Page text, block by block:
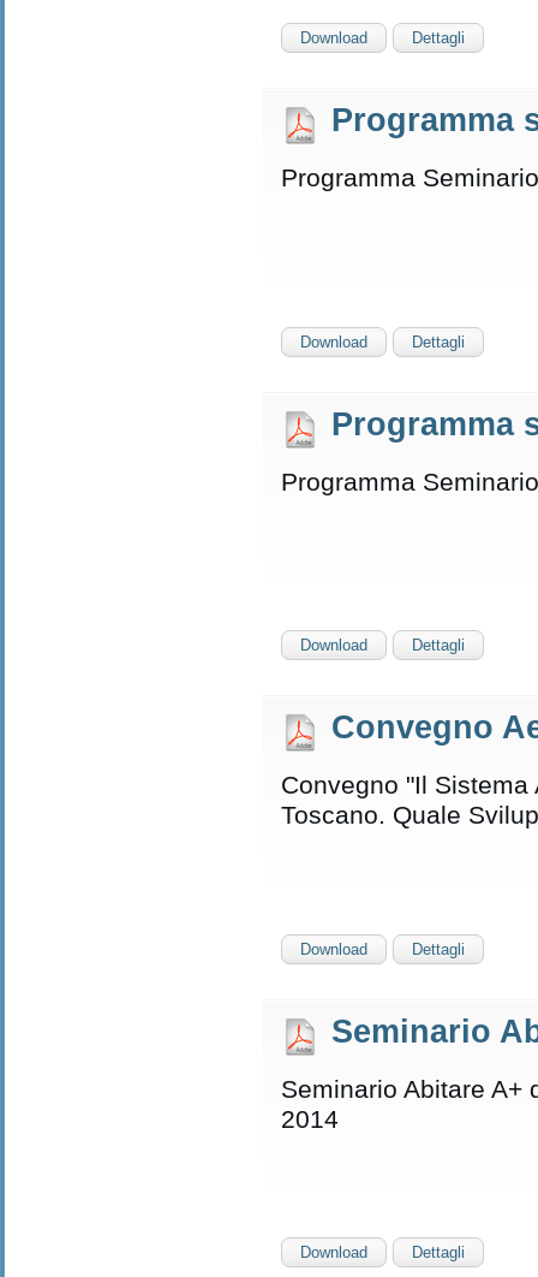
Download Dettagli
Programma
Programma
Download Dettagli
Programma
Programma
Download Dettagli
Convegno
Convegno "Il Sistema
Toscano. Quale
Download Dettagli
Seminario
Seminario Abitare A+
2014
Download Dettagli